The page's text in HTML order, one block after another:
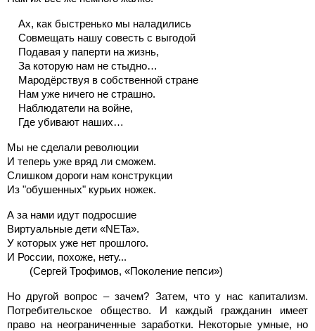
Ах, как быстренько мы наладились
Совмещать нашу совесть с выгодой
Подавая у паперти на жизнь,
За которую нам не стыдно…
Мародёрствуя в собственной стране
Нам уже ничего не страшно.
Наблюдатели на войне,
Где убивают наших…
Мы не сделали революции
И теперь уже вряд ли сможем.
Слишком дороги нам конструкции
Из "обушенных" курьих ножек.
А за нами идут подросшие
Виртуальные дети «NETa».
У которых уже нет прошлого.
И России, похоже, нету...
(Сергей Трофимов, «Поколение пепси»)
Но другой вопрос – зачем? Затем, что у нас капитализм.
Потребительское общество. И каждый гражданин имеет
право на неограниченные заработки. Некоторые умные, но